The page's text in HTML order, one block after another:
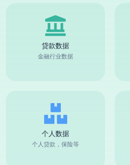
贷款数据
金融行业数据
个人数据
个人贷款，保险等